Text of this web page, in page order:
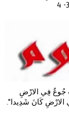
جُوعٌ فِي الارْضِ
الارْضِ كَانَ شَدِيدا".